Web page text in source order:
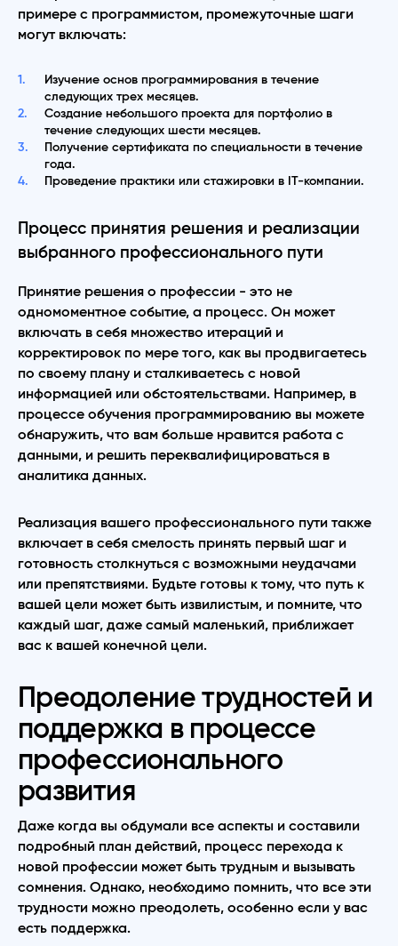
примере с программистом, промежуточные шаги
могут включать:
Изучение основ программирования в течение
следующих трех месяцев.
Создание небольшого проекта для портфолио в
течение следующих шести месяцев.
Получение сертификата по специальности в течение
года.
Проведение практики или стажировки в IT-компании.
Процесс принятия решения и реализации
выбранного профессионального пути
Принятие решения о профессии - это не
одномоментное событие, а процесс. Он может
включать в себя множество итераций и
корректировок по мере того, как вы продвигаетесь
по своему плану и сталкиваетесь с новой
информацией или обстоятельствами. Например, в
процессе обучения программированию вы можете
обнаружить, что вам больше нравится работа с
данными, и решить переквалифицироваться в
аналитика данных.
Реализация вашего профессионального пути также
включает в себя смелость принять первый шаг и
готовность столкнуться с возможными неудачами
или препятствиями. Будьте готовы к тому, что путь к
вашей цели может быть извилистым, и помните, что
каждый шаг, даже самый маленький, приближает
вас к вашей конечной цели.
Преодоление трудностей и
поддержка в процессе
профессионального
развития
Даже когда вы обдумали все аспекты и составили
подробный план действий, процесс перехода к
новой профессии может быть трудным и вызывать
сомнения. Однако, необходимо помнить, что все эти
трудности можно преодолеть, особенно если у вас
есть поддержка.